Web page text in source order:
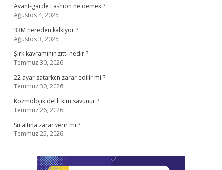
Avant-garde Fashion ne demek ?
Ağustos 4, 2026
33M nereden kalkıyor ?
Ağustos 3, 2026
Şirk kavramının zıttı nedir ?
Temmuz 30, 2026
22 ayar satarken zarar edilir mi ?
Temmuz 30, 2026
Kozmolojik delili kim savunur ?
Temmuz 26, 2026
Su altına zarar verir mi ?
Temmuz 25, 2026